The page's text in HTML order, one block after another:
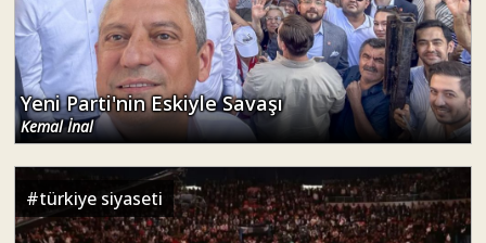
Yeni Parti'nin Eskiyle Savaşı
Kemal İnal
#türkiye siyaseti